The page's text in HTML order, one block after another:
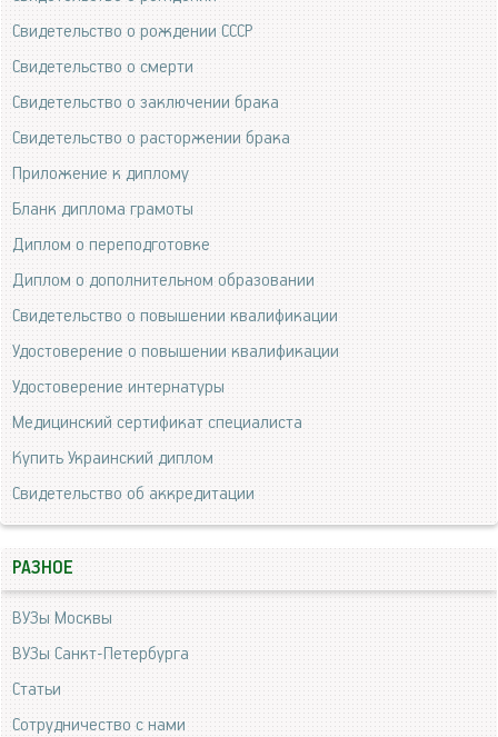
Свидетельство о рождении СССР
Свидетельство о смерти
Свидетельство о заключении брака
Свидетельство о расторжении брака
Приложение к диплому
Бланк диплома грамоты
Диплом о переподготовке
Диплом о дополнительном образовании
Свидетельство о повышении квалификации
Удостоверение о повышении квалификации
Удостоверение интернатуры
Медицинский сертификат специалиста
Купить Украинский диплом
Свидетельство об аккредитации
РАЗНОЕ
ВУЗы Москвы
ВУЗы Санкт-Петербурга
Статьи
Сотрудничество с нами